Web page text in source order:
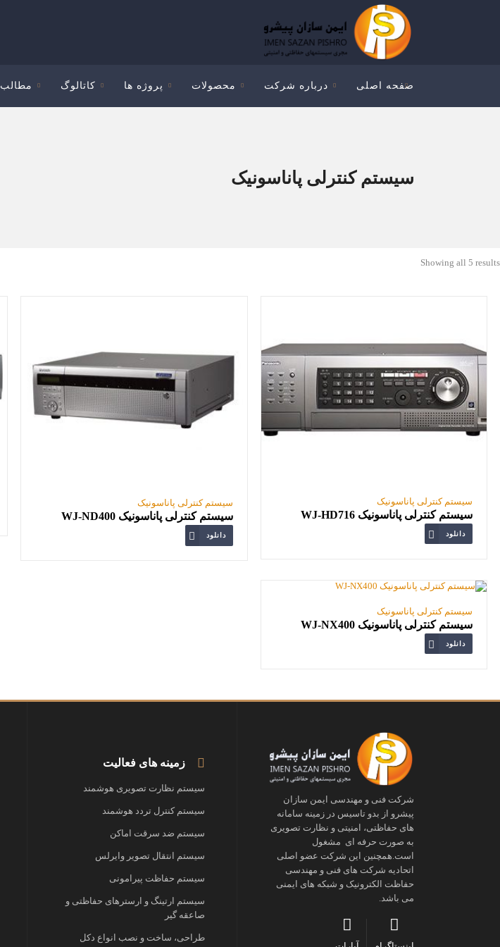
صفحه اصلی درباره شرکت محصولات پروژه ها کاتالوگ مطالب
سیستم کنترلی پاناسونیک
Showing all 5 results
سیستم کنترلی پاناسونیک
سیستم کنترلی پاناسونیک WJ-HD716
دانلود
سیستم کنترلی پاناسونیک
سیستم کنترلی پاناسونیک WJ-ND400
دانلود
سیستم کنترلی پاناسونیک
سیستم کنترلی پاناسونیک WJ-NX400
دانلود
زمینه های فعالیت
سیستم نظارت تصویری هوشمند
سیستم کنترل تردد هوشمند
سیستم ضد سرقت اماکن
سیستم انتقال تصویر وایرلس
سیستم حفاظت پیرامونی
سیستم ارتینگ و ارسترهای حفاظتی و
صاعقه گیر
طراحی، ساخت و نصب انواع دکل
شرکت فنی و مهندسی ایمن سازان
پیشرو از بدو تاسیس در زمینه سامانه
های حفاظتی، امنیتی و نظارت تصویری
به صورت حرفه ای مشغول
است.همچنین این شرکت عضو اصلی
اتحادیه شرکت های فنی و مهندسی
حفاظت الکترونیک و شبکه های ایمنی
می باشد.